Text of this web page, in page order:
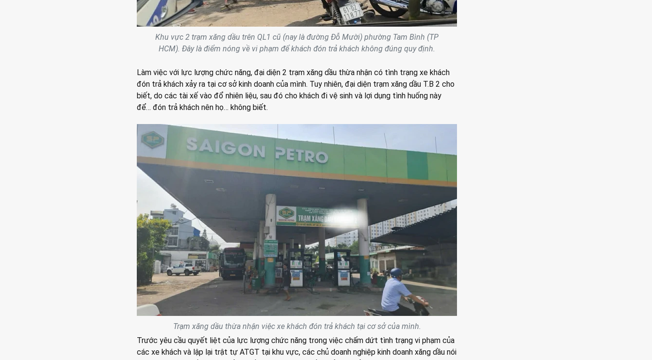
Khu vực 2 trạm xăng dầu trên QL1 cũ (nay là đường Đỗ Mười) phường Tam Bình (TP
HCM). Đây là điểm nóng về vi phạm để khách đón trả khách không đúng quy định.
Làm việc với lực lượng chức năng, đại diện 2 trạm xăng dầu thừa nhận có tình trạng xe khách
đón trả khách xảy ra tại cơ sở kinh doanh của mình. Tuy nhiên, đại diện trạm xăng dầu T.B 2 cho
biết, do các tài xế vào đổ nhiên liệu, sau đó cho khách đi vệ sinh và lợi dụng tình huống này
để… đón trả khách nên họ… không biết.
Trạm xăng dầu thừa nhận việc xe khách đón trả khách tại cơ sở của mình.
Trước yêu cầu quyết liệt của lực lượng chức năng trong việc chấm dứt tình trạng vi phạm của
các xe khách và lập lại trật tự ATGT tại khu vực, các chủ doanh nghiệp kinh doanh xăng dầu nói